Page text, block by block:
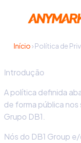
Início ›Política de
Introdução
A política definida
de forma pública
Grupo DB1.
Nós do DB1 Group